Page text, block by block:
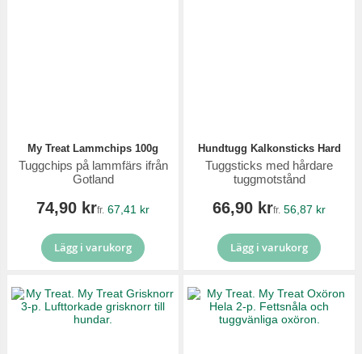
My Treat Lammchips 100g
Tuggchips på lammfärs ifrån
Gotland
74,90 krfr. 67,41 kr
Lägg i varukorg
Hundtugg Kalkonsticks Hard
Tuggsticks med hårdare
tuggmotstånd
66,90 krfr. 56,87 kr
Lägg i varukorg